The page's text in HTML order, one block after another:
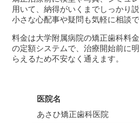
用いて、納得がいくまでしっかり
小さな心配事や疑問も気軽に相談
料金は大学附属病院の矯正歯科料
の定額システムで、治療開始前に
らえるため不安なく通えます。
医院名
あさひ矯正歯科医院